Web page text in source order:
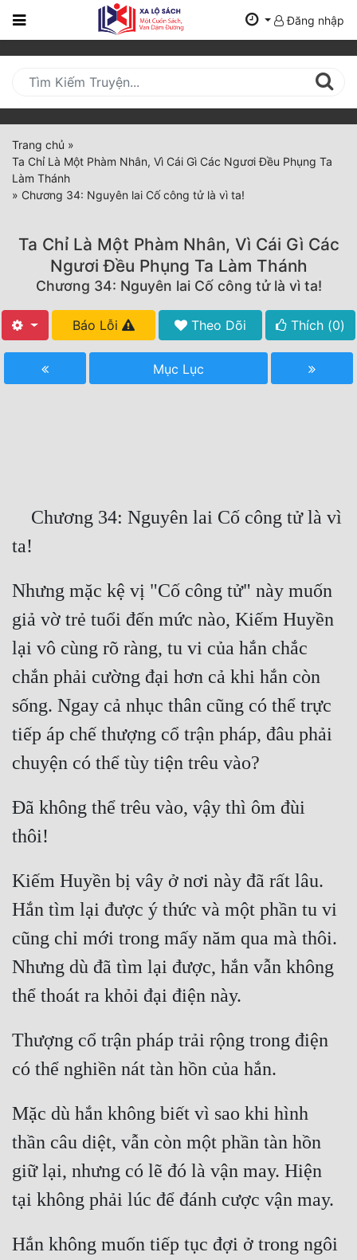
Trang
Mới
Cập
Nhật
(current)
BXH
Truyện Mới Ra
Hoàn Thành
Free
Truyện Nhập Môn
Truyện ngắn
Cung Đấu
Cạnh Kỹ
Cổ Đại
Du Hí
Gia Đấu
Góc Nhìn Nam
Góc Nhìn Nữ
Huyền Huyễn
Huyền Ảo
Hài Hước
Hệ Thống
Học Đường
Khoa Huyễn
Khoa Huyễn Không Gian
Kinh Dị
Đăng nhập
Trang chủ »
Ta Chỉ Là Một Phàm Nhân, Vì Cái Gì Các Ngươi Đều Phụng Ta
Làm Thánh
» Chương 34: Nguyên lai Cố công tử là vì ta!
Ta Chỉ Là Một Phàm Nhân, Vì Cái Gì Các
Ngươi Đều Phụng Ta Làm Thánh
Chương 34: Nguyên lai Cố công tử là vì ta!
Báo Lỗi Theo Dõi Thích (0)
Mục Lục
Nhưng mặc kệ vị "Cố công tử" này muốn
giả vờ trẻ tuổi đến mức nào, Kiếm Huyền
lại vô cùng rõ ràng, tu vi của hắn chắc
chắn phải cường đại hơn cả khi hắn còn
sống. Ngay cả nhục thân cũng có thể trực
tiếp áp chế thượng cổ trận pháp, đâu phải
Đã không thể trêu vào, vậy thì ôm đùi
Kiếm Huyền bị vây ở nơi này đã rất lâu.
Hắn tìm lại được ý thức và một phần tu vi
cũng chỉ mới trong mấy năm qua mà thôi.
Nhưng dù đã tìm lại được, hắn vẫn không
Thượng cổ trận pháp trải rộng trong điện
Mặc dù hắn không biết vì sao khi hình
thần câu diệt, vẫn còn một phần tàn hồn
giữ lại, nhưng có lẽ đó là vận may. Hiện
Hắn không muốn tiếp tục đợi ở trong ngôi